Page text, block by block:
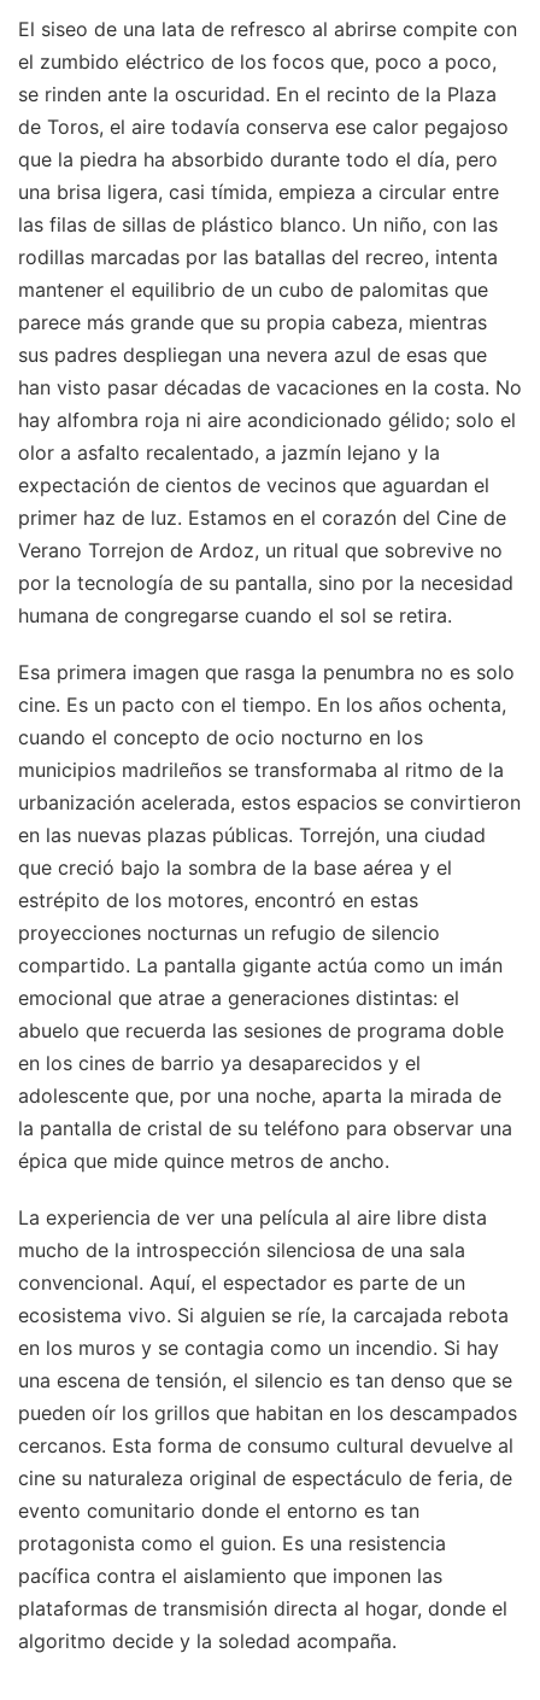
El siseo de una lata de refresco al abrirse compite con
el zumbido eléctrico de los focos que, poco a poco,
se rinden ante la oscuridad. En el recinto de la Plaza
de Toros, el aire todavía conserva ese calor pegajoso
que la piedra ha absorbido durante todo el día, pero
una brisa ligera, casi tímida, empieza a circular entre
las filas de sillas de plástico blanco. Un niño, con las
rodillas marcadas por las batallas del recreo, intenta
mantener el equilibrio de un cubo de palomitas que
parece más grande que su propia cabeza, mientras
sus padres despliegan una nevera azul de esas que
han visto pasar décadas de vacaciones en la costa. No
hay alfombra roja ni aire acondicionado gélido; solo el
olor a asfalto recalentado, a jazmín lejano y la
expectación de cientos de vecinos que aguardan el
primer haz de luz. Estamos en el corazón del Cine de
Verano Torrejon de Ardoz, un ritual que sobrevive no
por la tecnología de su pantalla, sino por la necesidad
humana de congregarse cuando el sol se retira.
Esa primera imagen que rasga la penumbra no es solo
cine. Es un pacto con el tiempo. En los años ochenta,
cuando el concepto de ocio nocturno en los
municipios madrileños se transformaba al ritmo de la
urbanización acelerada, estos espacios se convirtieron
en las nuevas plazas públicas. Torrejón, una ciudad
que creció bajo la sombra de la base aérea y el
estrépito de los motores, encontró en estas
proyecciones nocturnas un refugio de silencio
compartido. La pantalla gigante actúa como un imán
emocional que atrae a generaciones distintas: el
abuelo que recuerda las sesiones de programa doble
en los cines de barrio ya desaparecidos y el
adolescente que, por una noche, aparta la mirada de
la pantalla de cristal de su teléfono para observar una
épica que mide quince metros de ancho.
La experiencia de ver una película al aire libre dista
mucho de la introspección silenciosa de una sala
convencional. Aquí, el espectador es parte de un
ecosistema vivo. Si alguien se ríe, la carcajada rebota
en los muros y se contagia como un incendio. Si hay
una escena de tensión, el silencio es tan denso que se
pueden oír los grillos que habitan en los descampados
cercanos. Esta forma de consumo cultural devuelve al
cine su naturaleza original de espectáculo de feria, de
evento comunitario donde el entorno es tan
protagonista como el guion. Es una resistencia
pacífica contra el aislamiento que imponen las
plataformas de transmisión directa al hogar, donde el
algoritmo decide y la soledad acompaña.